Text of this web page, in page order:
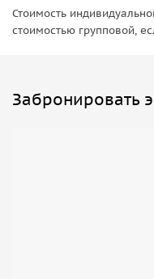
Стоимость
стоимостью групповой,
Забронировать